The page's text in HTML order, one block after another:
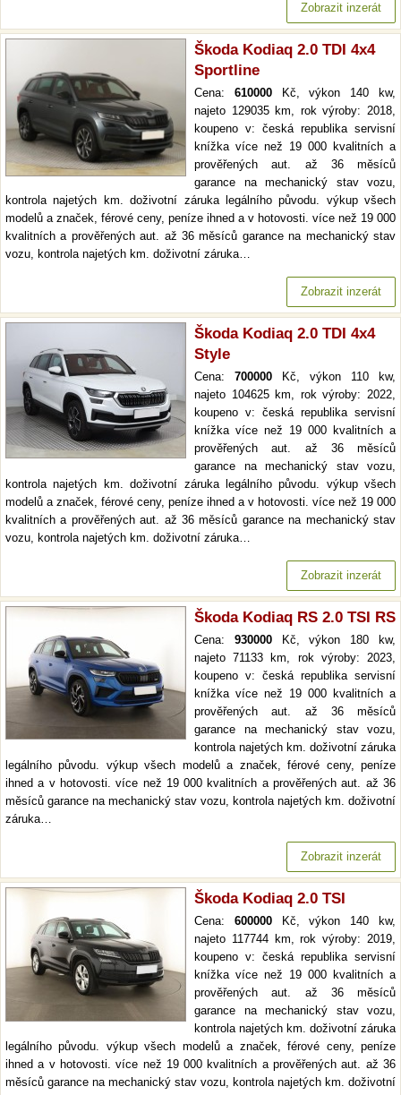
Zobrazit inzerát
Škoda Kodiaq 2.0 TDI 4x4
Sportline
Cena: 610000Kč, výkon 140 kw,
najeto 129035 km, rok výroby: 2018,
koupeno v: česká republika servisní
knížka více než 19 000 kvalitních a
prověřených aut. až 36 měsíců
garance na mechanický stav vozu,
kontrola najetých km. doživotní záruka legálního původu. výkup všech
modelů a značek, férové ceny, peníze ihned a v hotovosti. více než 19 000
kvalitních a prověřených aut. až 36 měsíců garance na mechanický stav
vozu, kontrola najetých km. doživotní záruka…
Zobrazit inzerát
Škoda Kodiaq 2.0 TDI 4x4
Style
Cena: 700000 Kč, výkon 110 kw,
najeto 104625 km, rok výroby: 2022,
koupeno v: česká republika servisní
knížka více než 19 000 kvalitních a
prověřených aut. až 36 měsíců
garance na mechanický stav vozu,
kontrola najetých km. doživotní záruka legálního původu. výkup všech
modelů a značek, férové ceny, peníze ihned a v hotovosti. více než 19 000
kvalitních a prověřených aut. až 36 měsíců garance na mechanický stav
vozu, kontrola najetých km. doživotní záruka…
Zobrazit inzerát
Škoda Kodiaq RS 2.0 TSI RS
Cena: 930000Kč, výkon 180 kw,
najeto 71133 km, rok výroby: 2023,
koupeno v: česká republika servisní
knížka více než 19 000 kvalitních a
prověřených aut. až 36 měsíců
garance na mechanický stav vozu,
kontrola najetých km. doživotní záruka
legálního původu. výkup všech modelů a značek, férové ceny, peníze
ihned a v hotovosti. více než 19 000 kvalitních a prověřených aut. až 36
měsíců garance na mechanický stav vozu, kontrola najetých km. doživotní
záruka…
Zobrazit inzerát
Škoda Kodiaq 2.0 TSI
Cena: 600000Kč, výkon 140 kw,
najeto 117744 km, rok výroby: 2019,
koupeno v: česká republika servisní
knížka více než 19 000 kvalitních a
prověřených aut. až 36 měsíců
garance na mechanický stav vozu,
kontrola najetých km. doživotní záruka
legálního původu. výkup všech modelů a značek, férové ceny, peníze
ihned a v hotovosti. více než 19 000 kvalitních a prověřených aut. až 36
měsíců garance na mechanický stav vozu, kontrola najetých km. doživotní